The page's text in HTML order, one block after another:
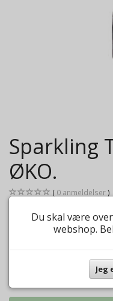
Sparkling
ØKO.
0 anmeldelser
150,00 DKK
Sparkling
Du skal være
webshop.
Jeg